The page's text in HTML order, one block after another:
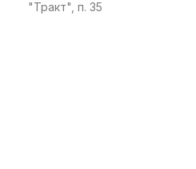
"Тракт", п. 35